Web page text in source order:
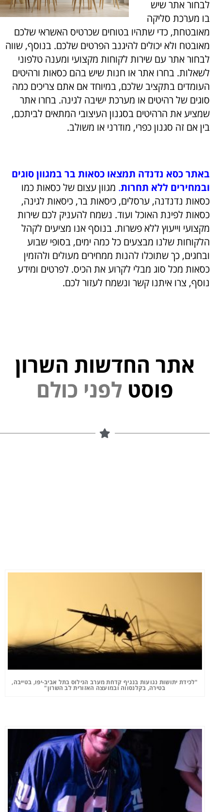
לבחור אתר שיש
בו מערכת סליקה
מאובטחת, כדי שתהיו בטוחים שכרטיס האשראי שלכם
מאובטח ולא יכולים להיגנב הפרטים שלכם. בנוסף, שווה
לבחור אתר עם שירות לקוחות מקצועי ומענה טלפוני
לשאלות. בחרו אתר או חנות שיש בהם כסאות ורהיטים
העומדים בתקציב שלכם, במיוחד אם אתם צריכים כמה
סוגים של רהיטים או מערכת ישיבה לגינה. בחרו אתר
שמציע את הרהיטים בסגנון העיצובי המתאים לביתכם,
בין אם זה סגנון כפרי, מודרני או משולב.
באתר כסא נדנדה תמצאו כסאות בר במגוון סוגים
ובמחירים ללא תחרות. מגוון עצום של כסאות כמו
כסאות נדנדנה, ערסלים, כיסאות בר, כיסאות לגינה,
כסאות לפינת האוכל ועוד. נשמח להעניק לכם שירות
מקצועי וייעוץ ללא פשרות. בנוסף אנו מציעים לקהל
הלקוחות שלנו מבצעים כל כמה ימים, בסופי שבוע
ובחגים, כך שתוכלו להנות ממחירים מעולים ולהזמין
כסאות מכל סוג מבלי לקרוע את הכיס. לפרטים ומידע
נוסף, צרו איתנו קשר ונשמח לעזור לכם.
אתר החדשות השרון
פוסט
"לכידת יתושות נגועות בנגיף קדחת מערב הנילוס בתל אביב-יפו, בטייבה,
בטירה, בקלנסווה ובמועצה האזורית לב השרון"